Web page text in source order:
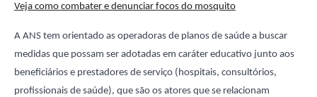
Veja como combater e denunciar focos do mosquito
A ANS tem orientado as operadoras de planos de saúde a buscar
medidas que possam ser adotadas em caráter educativo junto aos
beneficiários e prestadores de serviço (hospitais, consultórios,
profissionais de saúde), que são os atores que se relacionam